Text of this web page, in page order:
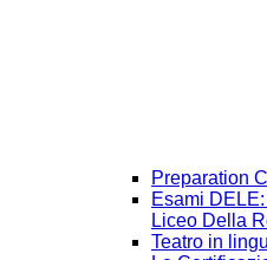
Preparation
Esami
Liceo Della
Teatro in